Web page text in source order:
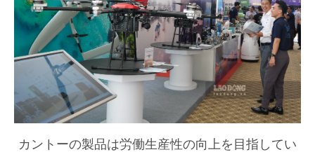
カントーの製品は労働生産性の向上を目指してい